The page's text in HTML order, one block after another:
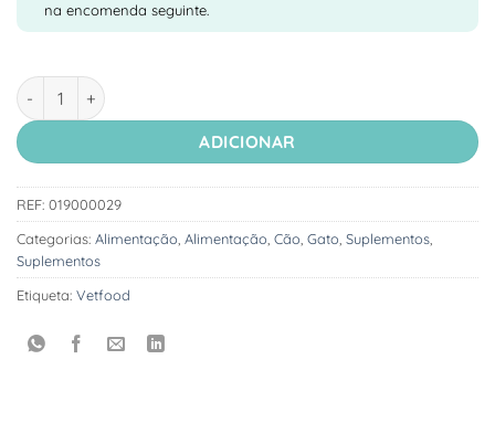
na encomenda seguinte.
Quantidade de Hepatoforce Gel - Suplemento para Doenças
ADICIONAR
REF: 019000029
Categorias: Alimentação Alimentação Cão Gato Suplementos
Suplementos
Etiqueta: Vetfood